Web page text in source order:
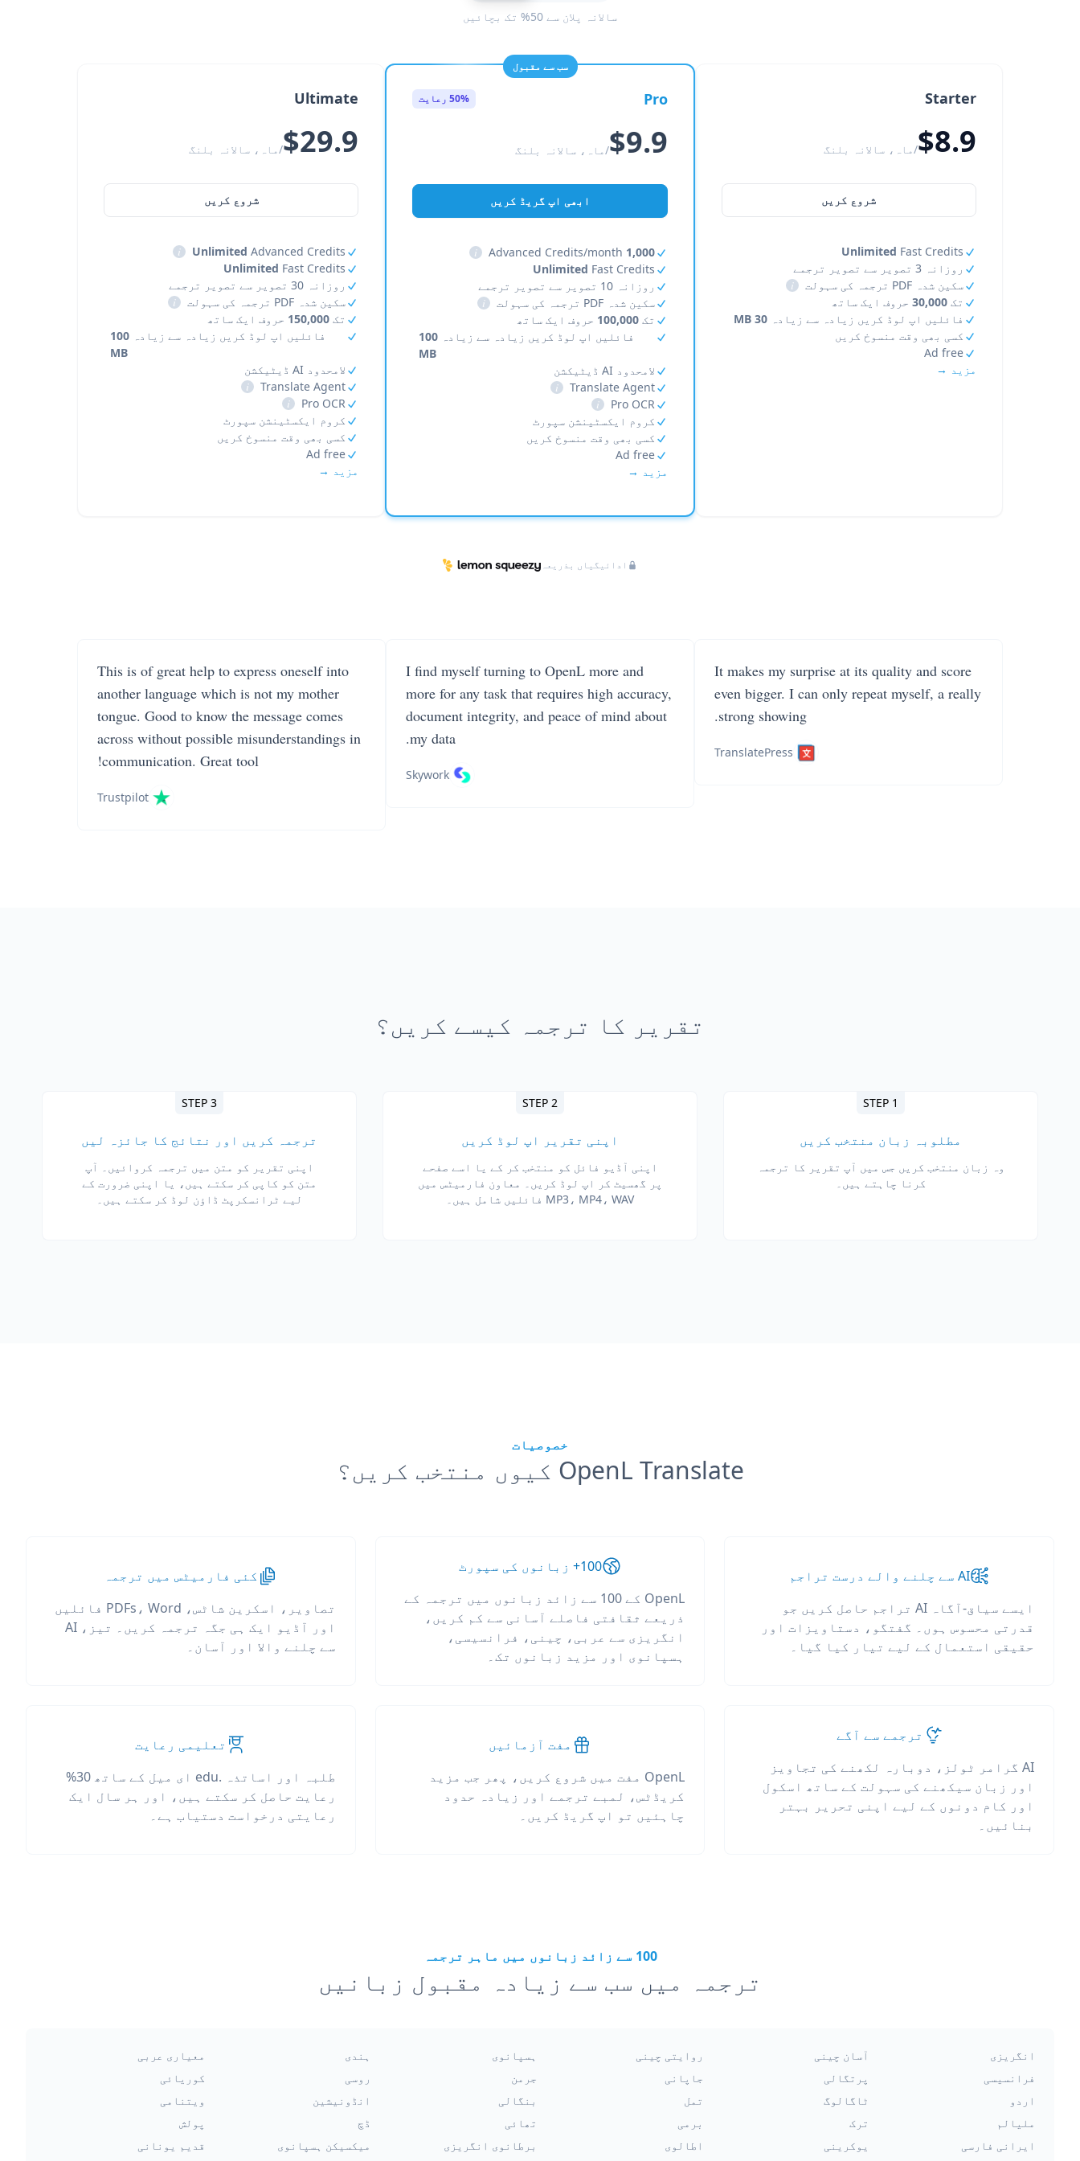
سالانہ پلان سے 50% تک بچائیں
Starter
$8.9/ماہ، سالانہ بلنگ
شروع کریں
Unlimited Fast Credits
روزانہ 3 تصویر سے تصویر ترجمے
سکین شدہ PDF ترجمہ کی سہولت
i
تک 30,000 حروف ایک ساتھ
فائلیں اپ لوڈ کریں زیادہ سے زیادہ 30 MB
کسی بھی وقت منسوخ کریں
Ad free
مزید →
سب سے مقبول
Pro 50% رعایت
$9.9/ماہ، سالانہ بلنگ
ابھی اپ گریڈ کریں
1,000
i
Unlimited Fast Credits
روزانہ 10 تصویر سے تصویر ترجمے
سکین شدہ PDF ترجمہ کی سہولت
i
تک100,000 حروف ایک ساتھ
فائلیں اپ لوڈ کریں زیادہ سے زیادہ 100
MB
لامحدود AI ڈیٹیکشن
Translate Agent
i
Pro OCR
i
کروم ایکسٹینشن سپورٹ
کسی بھی وقت منسوخ کریں
Ad free
مزید →
Ultimate
$29.9/ماہ، سالانہ بلنگ
شروع کریں
Unlimited Advanced Credits
i
Unlimited Fast Credits
روزانہ 30 تصویر سے تصویر ترجمے
سکین شدہ PDF ترجمہ کی سہولت
i
تک 150,000 حروف ایک ساتھ
فائلیں اپ لوڈ کریں زیادہ سے زیادہ 100
MB
لامحدود AI ڈیٹیکشن
Translate Agent
i
Pro OCR
i
کروم ایکسٹینشن سپورٹ
کسی بھی وقت منسوخ کریں
Ad free
مزید →
ادائیگیاں بذریعہ
It makes my surprise at its quality and score
even bigger. I can only repeat myself, a really
strong showing.
TranslatePress
I find myself turning to OpenL more and
more for any task that requires high accuracy,
document integrity, and peace of mind about
my data.
Skywork
This is of great help to express oneself into
another language which is not my mother
tongue. Good to know the message comes
across without possible misunderstandings in
communication. Great tool!
Trustpilot
تقریر کا ترجمہ کیسے کریں؟
STEP 1
مطلوبہ زبان منتخب کریں
وہ زبان منتخب کریں جس میں آپ تقریر کا ترجمہ
کرنا چاہتے ہیں۔
STEP 2
اپنی تقریر اپ لوڈ کریں
اپنی آڈیو فائل کو منتخب کر کے یا اسے صفحے
پر گھسیٹ کر اپ لوڈ کریں۔ معاون فارمیٹس میں
MP3، MP4، WAV فائلیں شامل ہیں۔
STEP 3
ترجمہ کریں اور نتائج کا جائزہ لیں
اپنی تقریر کو متن میں ترجمہ کروائیں۔ آپ
متن کو کاپی کر سکتے ہیں، یا اپنی ضرورت کے
لیے ٹرانسکرپٹ ڈاؤن لوڈ کر سکتے ہیں۔
خصوصیات
OpenL Translate کیوں منتخب کریں؟
AI سے چلنے والے درست تراجم
ایسے سیاق-آگاہ AI تراجم حاصل کریں جو
قدرتی محسوس ہوں۔ گفتگو، دستاویزات اور
حقیقی استعمال کے لیے تیار کیا گیا۔
100+ زبانوں کی سپورٹ
OpenL کے 100 سے زائد زبانوں میں ترجمہ کے
ذریعے ثقافتی فاصلے آسانی سے کم کریں،
انگریزی سے عربی، چینی، فرانسیسی،
ہسپانوی اور مزید زبانوں تک۔
کئی فارمیٹس میں ترجمہ
تصاویر، اسکرین شاٹس، PDFs، Word فائلیں
اور آڈیو ایک ہی جگہ ترجمہ کریں۔ تیز، AI
سے چلنے والا اور آسان۔
ترجمے سے آگے
AI گرامر ٹولز، دوبارہ لکھنے کی تجاویز
اور زبان سیکھنے کی سہولت کے ساتھ اسکول
اور کام دونوں کے لیے اپنی تحریر بہتر
بنائیں۔
مفت آزمائیں
OpenL مفت میں شروع کریں، پھر جب مزید
کریڈٹس، لمبے ترجمے اور زیادہ حدود
چاہئیں تو اپ گریڈ کریں۔
تعلیمی رعایت
طلبہ اور اساتذہ .edu ای میل کے ساتھ 30%
رعایت حاصل کر سکتے ہیں، اور ہر سال ایک
رعایتی درخواست دستیاب ہے۔
100 سے زائد زبانوں میں ماہر ترجمہ
ترجمہ میں سب سے زیادہ مقبول زبانیں
انگریزی آسان چینی روایتی چینی ہسپانوی ہندی
معیاری عربی
فرانسیسی
پرتگالی جاپانی جرمن روسی
کوریائی
اردو
ٹاگالوگ تمل بنگالی انڈونیشین
ویتنامی
ملیالم
ترک برمی تھائی ڈچ
پولش
ایرانی فارسی
یوکرینی اطالوی برطانوی انگریزی میکسیکن ہسپانوی
قدیم یونانی